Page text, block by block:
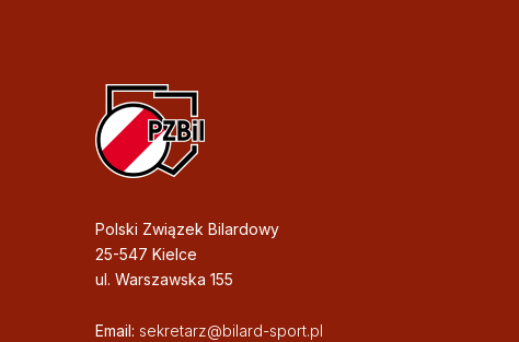
Polski Związek Bilardowy
25-547 Kielce
ul. Warszawska 155
Email: sekretarz@bilard-sport.pl